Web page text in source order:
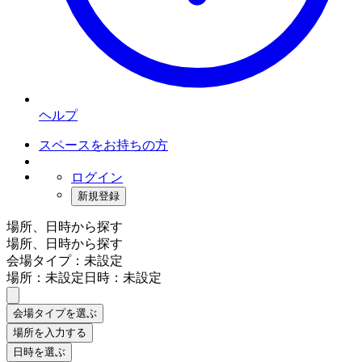
ヘルプ
スペースをお持ちの方
ログイン
新規登録
場所、日時から探す
場所、日時から探す
会場タイプ：未設定
場所：未設定日時：未設定
会場タイプを選ぶ
場所を入力する
日時を選ぶ